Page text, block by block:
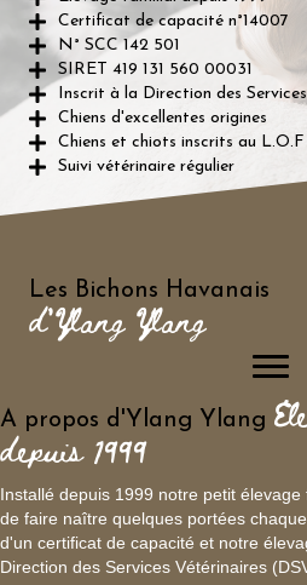
Certificat de capacité n°14007
N° SCC 142 501
SIRET 419 131 560 00031
Inscrit à la Direction des
Chiens d'excellentes origines
Chiens et chiots inscrits au L.O.F
Suivi vétérinaire régulier
Les Bichons Havanais
d'Ylang Ylang
A propos d'Ylang Ylang
depuis 1999
Installé depuis 1999 notre petit
de faire naître quelques portées
d'un certificat de capacité et notre
Direction des Services Vétérinaires